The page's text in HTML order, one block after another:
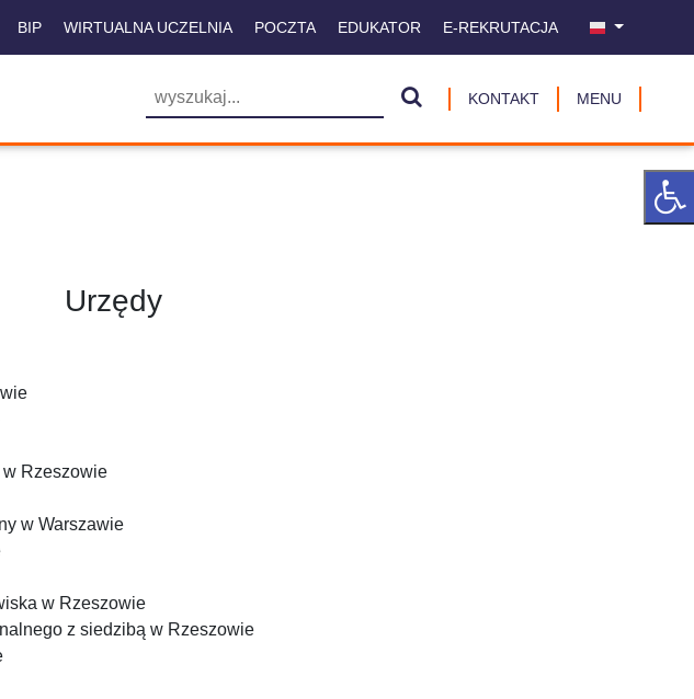
BIP WIRTUALNA UCZELNIA POCZTA EDUKATOR E-REKRUTACJA
KONTAKT MENU
Urzędy
Rzeszowie
w Warszawie
w Rzeszowie
z siedzibą w Rzeszowie